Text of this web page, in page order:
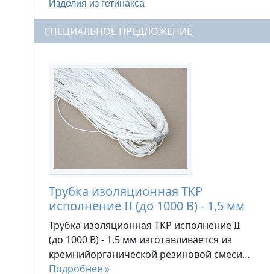
Изделия из гетинакса
СПЕЦИАЛЬНОЕ ПРЕДЛОЖЕНИЕ
Трубка изоляционная ТКР
исполнение II (до 1000 В) - 1,5 мм
Трубка изоляционная ТКР исполнение II
(до 1000 В) - 1,5 мм изготавливается из
кремнийорганической резиновой смеси…
Подробнее »